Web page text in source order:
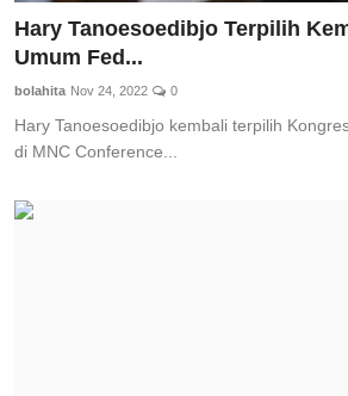
Hary Tanoesoedibjo Terpilih
Umum Fed...
bolahita Nov 24, 2022 0
Hary Tanoesoedibjo kembali terpilih
di MNC Conference...